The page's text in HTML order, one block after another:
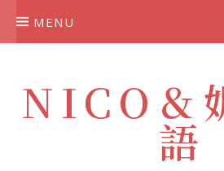
MENU
NICO＆
語